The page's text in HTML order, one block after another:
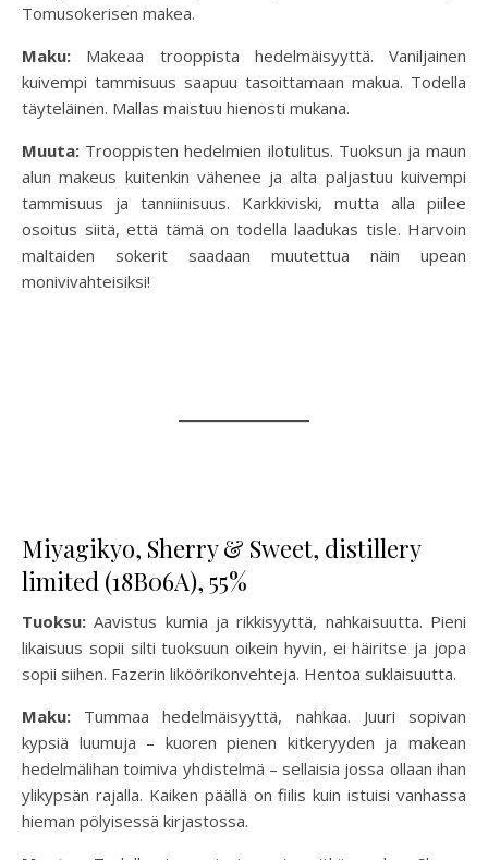
Tomusokerisen makea.
Maku: Makeaa trooppista hedelmäisyyttä. Vaniljainen
kuivempi tammisuus saapuu tasoittamaan makua. Todella
täyteläinen. Mallas maistuu hienosti mukana.
Muuta: Trooppisten hedelmien ilotulitus. Tuoksun ja maun
alun makeus kuitenkin vähenee ja alta paljastuu kuivempi
tammisuus ja tanniinisuus. Karkkiviski, mutta alla piilee
osoitus siitä, että tämä on todella laadukas tisle. Harvoin
maltaiden sokerit saadaan muutettua näin upean
monivivahteisiksi!
Miyagikyo, Sherry & Sweet, distillery
limited (18B06A), 55%
Tuoksu:Aavistus kumia ja rikkisyyttä, nahkaisuutta. Pieni
likaisuus sopii silti tuoksuun oikein hyvin, ei häiritse ja jopa
sopii siihen. Fazerin liköörikonvehteja. Hentoa suklaisuutta.
Maku: Tummaa hedelmäisyyttä, nahkaa. Juuri sopivan
kypsiä luumuja – kuoren pienen kitkeryyden ja makean
hedelmälihan toimiva yhdistelmä – sellaisia jossa ollaan ihan
ylikypsän rajalla. Kaiken päällä on fiilis kuin istuisi vanhassa
hieman pölyisessä kirjastossa.